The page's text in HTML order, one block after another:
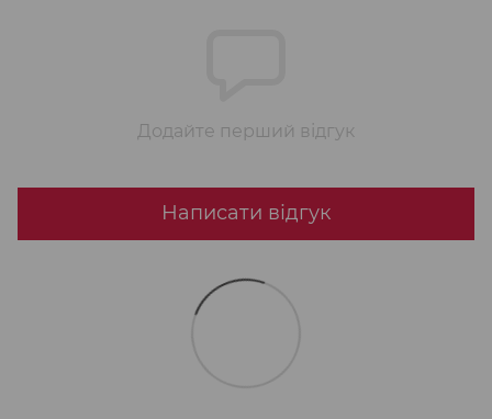
Додайте перший відгук
Написати відгук